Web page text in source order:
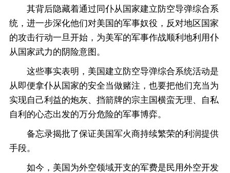
其背后隐藏着通过同仆从国家建立防空导弹综合系
统，进一步深化他们对美国的军事奴役，反对地区国家
的攻击行动一旦开始，为美军的军事作战顺利地利用仆
从国家武力的阴险意图。
这些事实表明，美国建立防空导弹综合系统活动是
从即便拿仆从国家的安全当做赌注，也要把他们充当为
实现自己利益的炮灰、挡箭牌的宗主国横蛮无理、自私
自利的心态出发的万分危险的军事博弈。
备忘录揭批了保证美国军火商持续繁荣的利润提供
手段。
如今，美国为外空领域开支的军费是民用外空开发